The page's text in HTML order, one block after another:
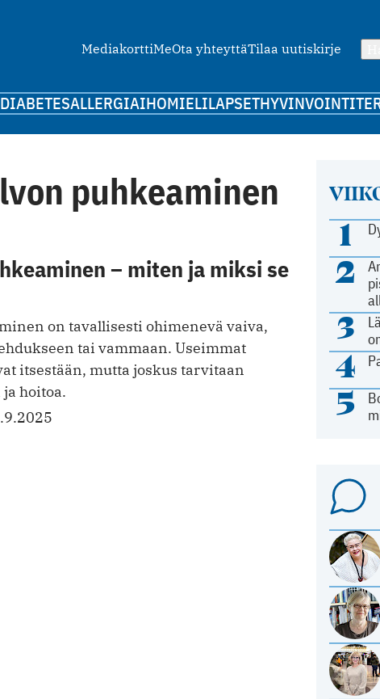
MediakorttiMeOta yhteyttäTilaa uutiskirje
DIABETESALLERGIAIHOMIELILAPSETHYVINVOINTI
puhkeaminen
– miten ja miksi se
on tavallisesti ohimenevä vaiva,
tai vammaan. Useimmat
itsestään, mutta joskus tarvitaan
hoitoa.
1
2
3
4
5